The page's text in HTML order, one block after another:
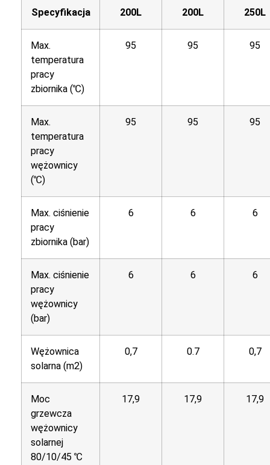
Specyfikacja 200L 200L 250L
Max.
temperatura
pracy
zbiornika (℃)
95 95 95
Max.
temperatura
pracy
wężownicy
(℃)
95 95 95
Max. ciśnienie
pracy
zbiornika (bar)
6 6 6
Max. ciśnienie
pracy
wężownicy
(bar)
6 6 6
Wężownica
solarna (m2)
0,7 0.7 0,7
Moc
grzewcza
wężownicy
solarnej
80/10/45 ℃
17,9 17,9 17,9